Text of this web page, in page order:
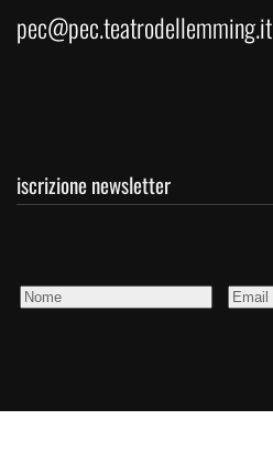
pec@pec.teatrodellemming.it
iscrizione newsletter